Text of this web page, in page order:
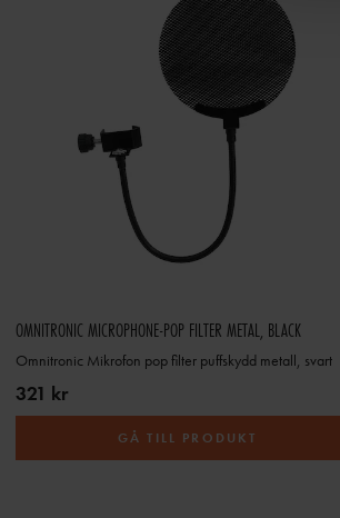
l
OMNITRONIC MICROPHONE-POP FILTER METAL, BLACK
Omnitronic Mikrofon pop filter puffskydd metall, svart
321 kr
GÅ TILL PRODUKT